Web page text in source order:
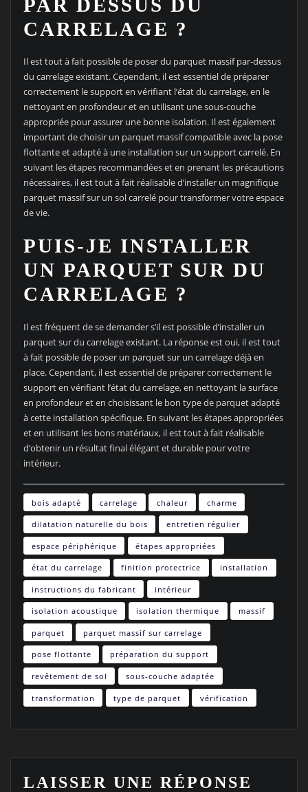
PAR DESSUS DU
CARRELAGE ?
Il est tout à fait possible de poser du parquet massif par-dessus
du carrelage existant. Cependant, il est essentiel de préparer
correctement le support en vérifiant l’état du carrelage, en le
nettoyant en profondeur et en utilisant une sous-couche
appropriée pour assurer une bonne isolation. Il est également
important de choisir un parquet massif compatible avec la pose
flottante et adapté à une installation sur un support carrelé. En
suivant les étapes recommandées et en prenant les précautions
nécessaires, il est tout à fait réalisable d’installer un magnifique
parquet massif sur un sol carrelé pour transformer votre espace
de vie.
PUIS-JE INSTALLER
UN PARQUET SUR DU
CARRELAGE ?
Il est fréquent de se demander s’il est possible d’installer un
parquet sur du carrelage existant. La réponse est oui, il est tout
à fait possible de poser un parquet sur un carrelage déjà en
place. Cependant, il est essentiel de préparer correctement le
support en vérifiant l’état du carrelage, en nettoyant la surface
en profondeur et en choisissant le bon type de parquet adapté
à cette installation spécifique. En suivant les étapes appropriées
et en utilisant les bons matériaux, il est tout à fait réalisable
d’obtenir un résultat final élégant et durable pour votre
intérieur.
bois adapté carrelage chaleur charme
dilatation naturelle du bois entretien régulier
espace périphérique étapes appropriées
état du carrelage finition protectrice installation
instructions du fabricant intérieur
isolation acoustique isolation thermique massif
parquet parquet massif sur carrelage
pose flottante préparation du support
revêtement de sol sous-couche adaptée
transformation type de parquet vérification
LAISSER UNE RÉPONSE